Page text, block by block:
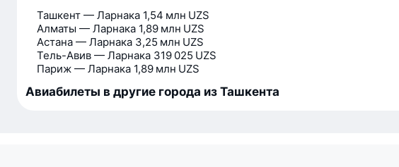
Ташкент — Ларнака 1,54 млн UZS
Алматы — Ларнака 1,89 млн UZS
Астана — Ларнака 3,25 млн UZS
Тель-Авив — Ларнака 319 025 UZS
Париж — Ларнака 1,89 млн UZS
Авиабилеты в другие города из Ташкента